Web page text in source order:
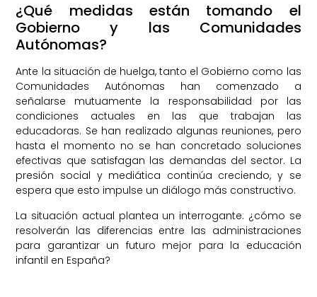
¿Qué medidas están tomando el
Gobierno y las Comunidades
Autónomas?
Ante la situación de huelga, tanto el Gobierno como las
Comunidades Autónomas han comenzado a
señalarse mutuamente la responsabilidad por las
condiciones actuales en las que trabajan las
educadoras. Se han realizado algunas reuniones, pero
hasta el momento no se han concretado soluciones
efectivas que satisfagan las demandas del sector. La
presión social y mediática continúa creciendo, y se
espera que esto impulse un diálogo más constructivo.
La situación actual plantea un interrogante: ¿cómo se
resolverán las diferencias entre las administraciones
para garantizar un futuro mejor para la educación
infantil en España?